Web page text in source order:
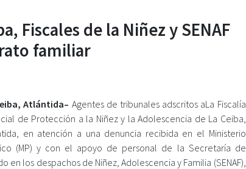
Fiscales de la Niñez y SENAF
familiar
Atlántida– Agentes de tribunales adscritos aLa Fiscalía
de Protección a la Niñez y la Adolescencia de La Ceiba,
en atención a una denuncia recibida en el Ministerio
(MP) y con el apoyo de personal de la Secretaría de
en los despachos de Niñez, Adolescencia y Familia (SENAF),